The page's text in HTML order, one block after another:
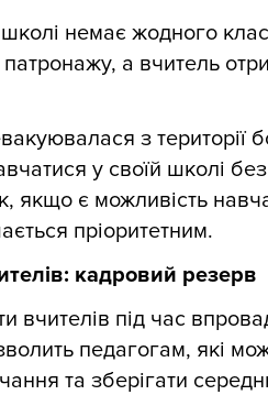
немає жодного
патронажу, а вчитель
з території
у своїй школі
якщо є можливість
пріоритетним.
кадровий резерв
вчителів під час
педагогам, які
та зберігати